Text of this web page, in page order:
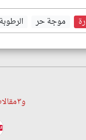
موجة حر الرطوبة
و٣مقالات مشابهة من مصادر أخرى